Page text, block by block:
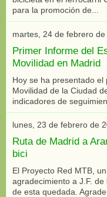
para la promoción de...
martes, 24 de febrero de
Primer Informe del
Movilidad en Madrid
Hoy se ha presentado
Movilidad de la Ciudad
indicadores de
lunes, 23 de febrero de
Ruta de Madrid a
bici
El Proyecto Red MTB,
agradecimiento a J.F.
de esta quedada.